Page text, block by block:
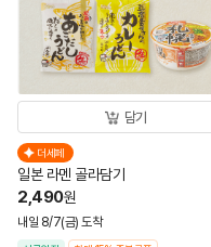
담기
더세페
일본 라멘 골라담기
2,490원
내일 8/7(금) 도착